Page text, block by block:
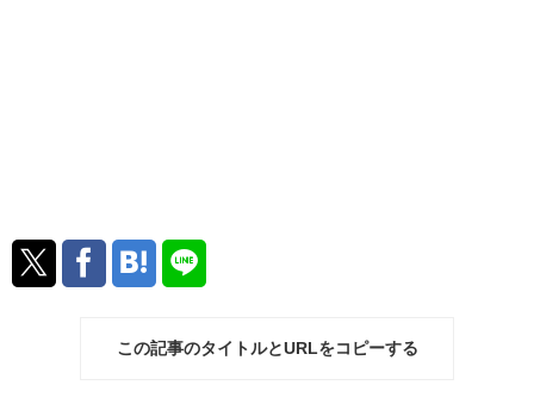
この記事のタイトルとURLをコピーする